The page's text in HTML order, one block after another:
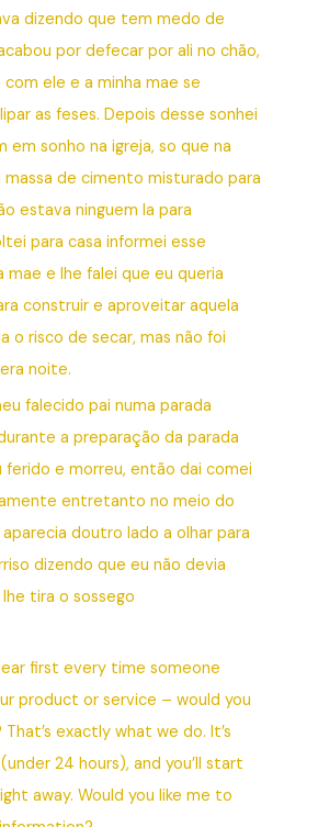
dizendo que tem medo de
por defecar por ali no chão,
ele e a minha mae se
as feses. Depois desse sonhei
em sonho na igreja, so que na
massa de cimento misturado para
estava ninguem la para
para casa informei esse
mae e lhe falei que eu queria
construir e aproveitar aquela
o risco de secar, mas não foi
noite.
falecido pai numa parada
a preparação da parada
ferido e morreu, então dai comei
entretanto no meio do
doutro lado a olhar para
dizendo que eu não devia
tira o sossego
first every time someone
product or service – would you
exactly what we do. It’s
24 hours), and you’ll start
away. Would you like me to